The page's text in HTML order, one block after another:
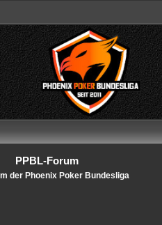
PPBL-Forum
der Phoenix Poker Bundesliga